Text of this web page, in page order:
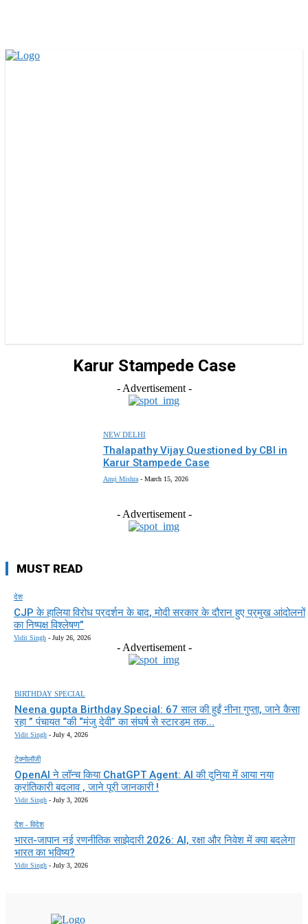
Karur Stampede Case
- Advertisement -
NEW DELHI
Thalapathy Vijay Questioned by CBI in
Karur Stampede Case
Anuj Mishra - March 15, 2026
- Advertisement -
MUST READ
देश
CJP के हालिया विरोध प्रदर्शन के बाद, मोदी सरकार के दौरान हुए प्रमुख आंदोलनों
का निष्पक्ष विश्लेषण”
Vidit Singh - July 26, 2026
- Advertisement -
BIRTHDAY SPECIAL
Neena gupta Birthday Special: 67 साल की हुईं नीना गुप्ता, जाने कैसा
रहा ” पंचायत “की “मंजु देवी” का संघर्ष से स्टारडम तक...
Vidit Singh - July 4, 2026
टेक्नोलॉजी
OpenAI ने लॉन्च किया ChatGPT Agent: AI की दुनिया में आया नया
क्रांतिकारी बदलाव , जाने पूरी जानकारी !
Vidit Singh - July 3, 2026
देश - विदेश
भारत-जापान नई रणनीतिक साझेदारी 2026: AI, रक्षा और निवेश में क्या बदलेगा
भारत का भविष्य?
Vidit Singh - July 3, 2026